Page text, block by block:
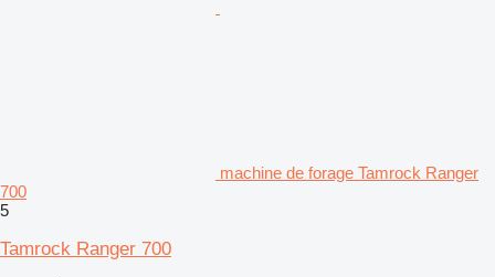
machine de forage Tamrock Ranger
700
5
Tamrock Ranger 700